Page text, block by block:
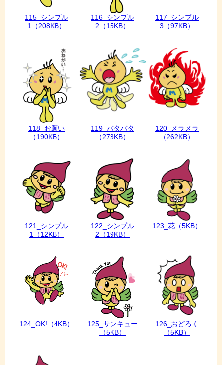
115_シンプル
1 （208KB）
116_シンプル
2 （15KB）
117_シンプル
3 （97KB）
118_お願い
（190KB）
119_バタバタ
（273KB）
120_メラメラ
（262KB）
121_シンプル
1 （12KB）
122_シンプル
2 （19KB）
123_花 （5KB）
124_OK! （4KB）
125_サンキュー
（5KB）
126_おどろく
（5KB）